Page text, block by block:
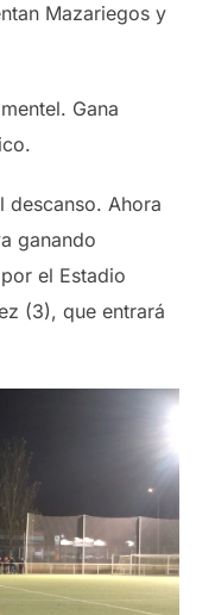
Mazariegos y
Gana
descanso. Ahora
ganando
el Estadio
(3), que entrará